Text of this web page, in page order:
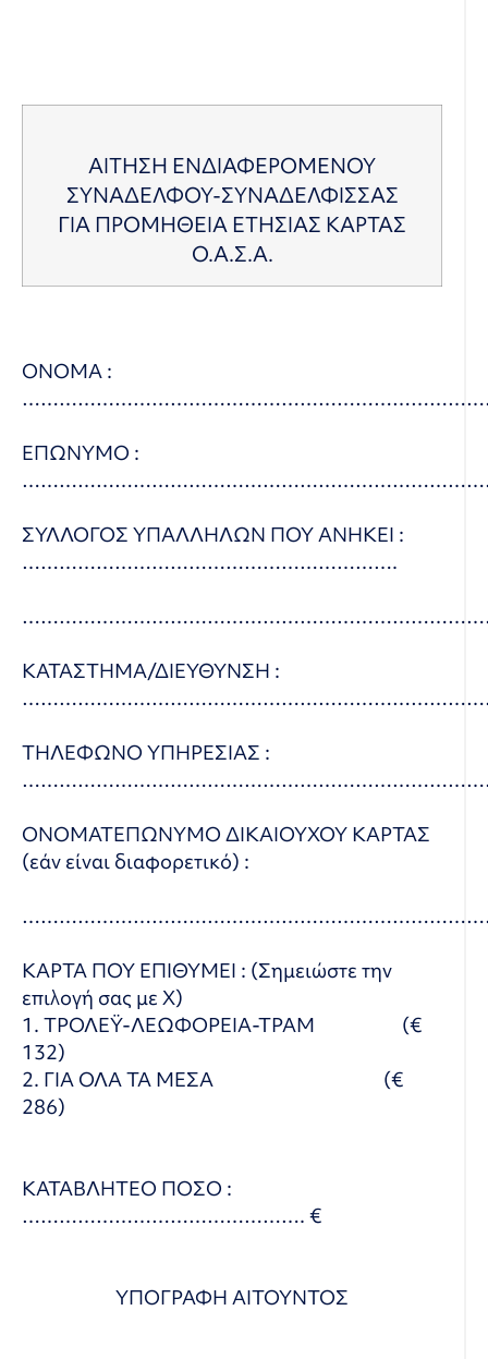
ΑΙΤΗΣΗ ΕΝΔΙΑΦΕΡΟΜΕΝΟΥ
ΣΥΝΑΔΕΛΦΟΥ-ΣΥΝΑΔΕΛΦΙΣΣΑΣ
ΓΙΑ ΠΡΟΜΗΘΕΙΑ ΕΤΗΣΙΑΣ ΚΑΡΤΑΣ
Ο.Α.Σ.Α.
ΟΝΟΜΑ :
ΕΠΩΝΥΜΟ :
ΣΥΛΛΟΓΟΣ ΥΠΑΛΛΗΛΩΝ ΠΟΥ ΑΝΗΚΕΙ :
…………………………………………………….
ΚΑΤΑΣΤΗΜΑ/ΔΙΕΥΘΥΝΣΗ :
ΤΗΛΕΦΩΝΟ ΥΠΗΡΕΣΙΑΣ :
ΟΝΟΜΑΤΕΠΩΝΥΜΟ ΔΙΚΑΙΟΥΧΟΥ ΚΑΡΤΑΣ
(εάν είναι διαφορετικό) :
ΚΑΡΤΑ ΠΟΥ ΕΠΙΘΥΜΕΙ : (Σημειώστε την
επιλογή σας με Χ)
1. ΤΡΟΛΕΫ-ΛΕΩΦΟΡΕΙΑ-ΤΡΑΜ (€
132)
2. ΓΙΑ ΟΛΑ ΤΑ ΜΕΣΑ (€
286)
ΚΑΤΑΒΛΗΤΕΟ ΠΟΣΟ :
………………………………………. €
ΥΠΟΓΡΑΦΗ ΑΙΤΟΥΝΤΟΣ